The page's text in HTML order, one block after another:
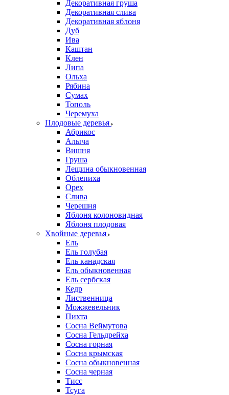
Декоративная груша
Декоративная слива
Декоративная яблоня
Дуб
Ива
Каштан
Клен
Липа
Ольха
Рябина
Сумах
Тополь
Черемуха
Плодовые деревья
Абрикос
Алыча
Вишня
Груша
Лещина обыкновенная
Облепиха
Орех
Слива
Черешня
Яблоня колоновидная
Яблоня плодовая
Хвойные деревья
Ель
Ель голубая
Ель канадская
Ель обыкновенная
Ель сербская
Кедр
Лиственница
Можжевельник
Пихта
Сосна Веймутова
Сосна Гельдрейха
Сосна горная
Сосна крымская
Сосна обыкновенная
Сосна черная
Тисс
Тсуга